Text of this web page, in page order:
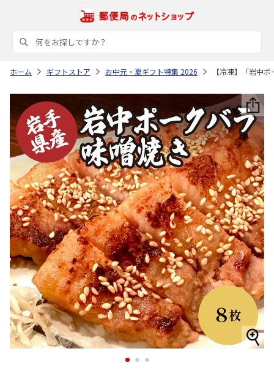
ホーム ギフトストア お中元・夏ギフト特集 2026 【冷凍】「岩中
1 2 3